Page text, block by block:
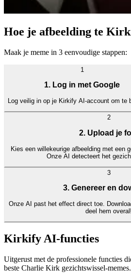
Hoe je afbeelding te
Maak je meme in 3 eenvoudige stappen:
1
1. Log in met Google
Log veilig in op je Kirkify AI-account om te
2
2. Upload je
Kies een willekeurige afbeelding met een
Onze AI detecteert het
3
3. Genereer en
Onze AI past het effect direct toe.
deel hem overal!
Kirkify AI-functies
Uitgerust met de professionele functies
beste Charlie Kirk gezichtswissel-memes.